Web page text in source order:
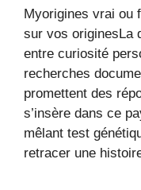
Myorigines vrai ou
sur vos originesLa
entre curiosité
recherches
promettent des
s’insère dans ce
mêlant test
retracer une